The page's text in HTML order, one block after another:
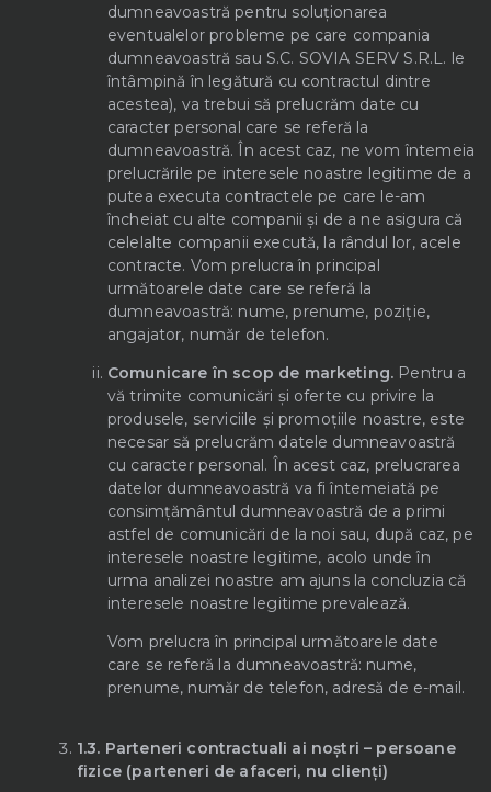
dumneavoastră pentru soluționarea
eventualelor probleme pe care compania
dumneavoastră sau S.C. SOVIA SERV S.R.L. le
întâmpină în legătură cu contractul dintre
acestea), va trebui să prelucrăm date cu
caracter personal care se referă la
dumneavoastră. În acest caz, ne vom întemeia
prelucrările pe interesele noastre legitime de a
putea executa contractele pe care le-am
încheiat cu alte companii și de a ne asigura că
celelalte companii execută, la rândul lor, acele
contracte. Vom prelucra în principal
următoarele date care se referă la
dumneavoastră: nume, prenume, poziție,
angajator, număr de telefon.
Comunicare în scop de marketing. Pentru a
vă trimite comunicări și oferte cu privire la
produsele, serviciile și promoțiile noastre, este
necesar să prelucrăm datele dumneavoastră
cu caracter personal. În acest caz, prelucrarea
datelor dumneavoastră va fi întemeiată pe
consimțământul dumneavoastră de a primi
astfel de comunicări de la noi sau, după caz, pe
interesele noastre legitime, acolo unde în
urma analizei noastre am ajuns la concluzia că
interesele noastre legitime prevalează.
Vom prelucra în principal următoarele date
care se referă la dumneavoastră: nume,
prenume, număr de telefon, adresă de e-mail.
1.3. Parteneri contractuali ai noștri – persoane
fizice (parteneri de afaceri, nu clienți)